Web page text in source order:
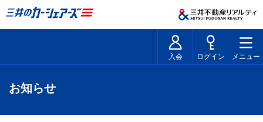
入会 ログイン メニュー
お知らせ